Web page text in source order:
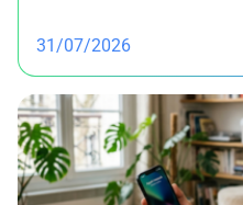
31/07/2026